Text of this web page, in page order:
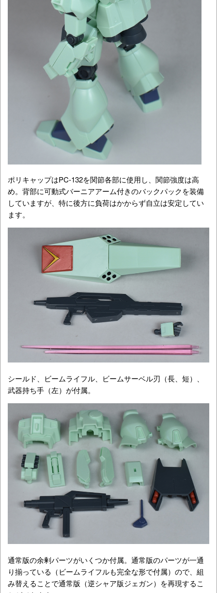
ポリキャップはPC-132を関節各部に使用し、関節強度は高
め。背部に可動式バーニアアーム付きのバックパックを装備
していますが、特に後方に負荷はかからず自立は安定してい
ます。
シールド、ビームライフル、ビームサーベル刃（長、短）、
武器持ち手（左）が付属。
通常版の余剰パーツがいくつか付属。通常版のパーツが一通
り揃っている（ビームライフルも完全な形で付属）ので、組
み替えることで通常版（逆シャア版ジェガン）を再現するこ